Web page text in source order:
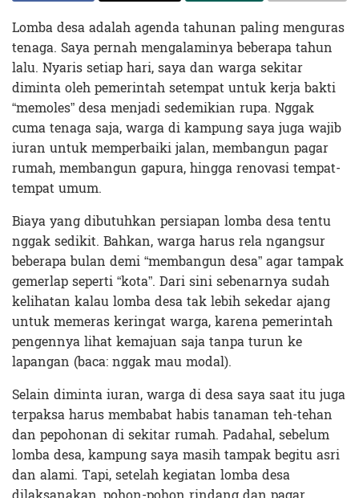
Lomba desa adalah agenda tahunan paling menguras
tenaga. Saya pernah mengalaminya beberapa tahun
lalu. Nyaris setiap hari, saya dan warga sekitar
diminta oleh pemerintah setempat untuk kerja bakti
“memoles” desa menjadi sedemikian rupa. Nggak
cuma tenaga saja, warga di kampung saya juga wajib
iuran untuk memperbaiki jalan, membangun pagar
rumah, membangun gapura, hingga renovasi tempat-
tempat umum.
Biaya yang dibutuhkan persiapan lomba desa tentu
nggak sedikit. Bahkan, warga harus rela ngangsur
beberapa bulan demi “membangun desa” agar tampak
gemerlap seperti “kota”. Dari sini sebenarnya sudah
kelihatan kalau lomba desa tak lebih sekedar ajang
untuk memeras keringat warga, karena pemerintah
pengennya lihat kemajuan saja tanpa turun ke
lapangan (baca: nggak mau modal).
Selain diminta iuran, warga di desa saya saat itu juga
terpaksa harus membabat habis tanaman teh-tehan
dan pepohonan di sekitar rumah. Padahal, sebelum
lomba desa, kampung saya masih tampak begitu asri
dan alami. Tapi, setelah kegiatan lomba desa